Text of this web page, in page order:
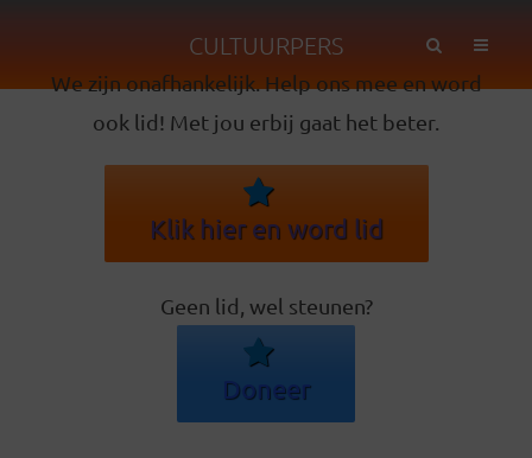
CULTUURPERS
We zijn onafhankelijk. Help ons mee en word
ook lid! Met jou erbij gaat het beter.
Klik hier en word lid
Geen lid, wel steunen?
Doneer